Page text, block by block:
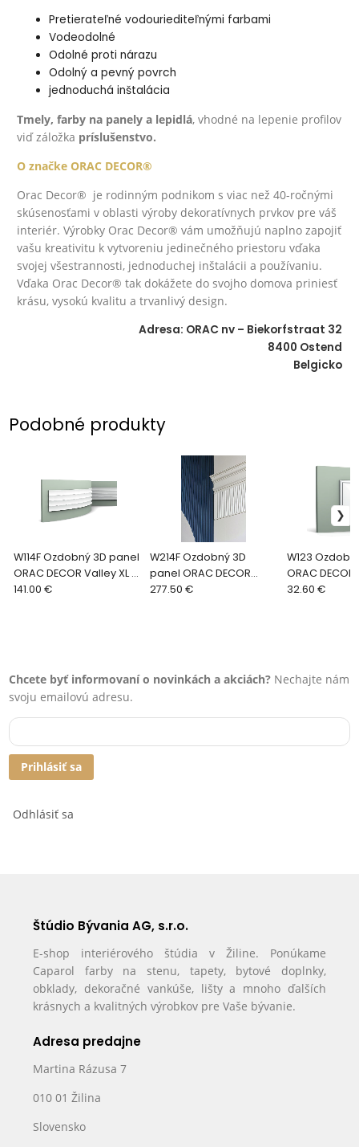
Pretierateľné vodouriediteľnými farbami
Vodeodolné
Odolné proti nárazu
Odolný a pevný povrch
jednoduchá inštalácia
Tmely, farby na panely a lepidlá, vhodné na lepenie profilov
viď záložka príslušenstvo.
O značke ORAC DECOR®
Orac Decor® je rodinným podnikom s viac než 40-ročnými
skúsenosťami v oblasti výroby dekoratívnych prvkov pre váš
interiér. Výrobky Orac Decor® vám umožňujú naplno zapojiť
vašu kreativitu k vytvoreniu jedinečného priestoru vďaka
svojej všestrannosti, jednoduchej inštalácii a používaniu.
Vďaka Orac Decor® tak dokážete do svojho domova priniesť
krásu, vysokú kvalitu a trvanlivý design.
Adresa: ORAC nv – Biekorfstraat 32
8400 Ostend
Belgicko
Podobné produkty
W114F Ozdobný 3D panel
ORAC DECOR Valley XL d
200 x v 25 x š 1.5 cm
141.00 €
W214F Ozdobný 3D
panel ORAC DECOR
Bead XL d 200 x v 40 x š
277.50 €
W123
ORAC
33,3 x v 3,5 x
32.60 €
Chcete byť informovaní o novinkách a akciách? Nechajte nám
svoju emailovú adresu.
Prihlásiť sa
Odhlásiť sa
Štúdio Bývania AG, s.r.o.
E-shop interiérového štúdia v Žiline. Ponúkame
Caparol farby na stenu, tapety, bytové doplnky,
obklady, dekoračné vankúše, lišty a mnoho ďalších
krásnych a kvalitných výrobkov pre Vaše bývanie.
Adresa predajne
Martina Rázusa 7
010 01 Žilina
Slovensko